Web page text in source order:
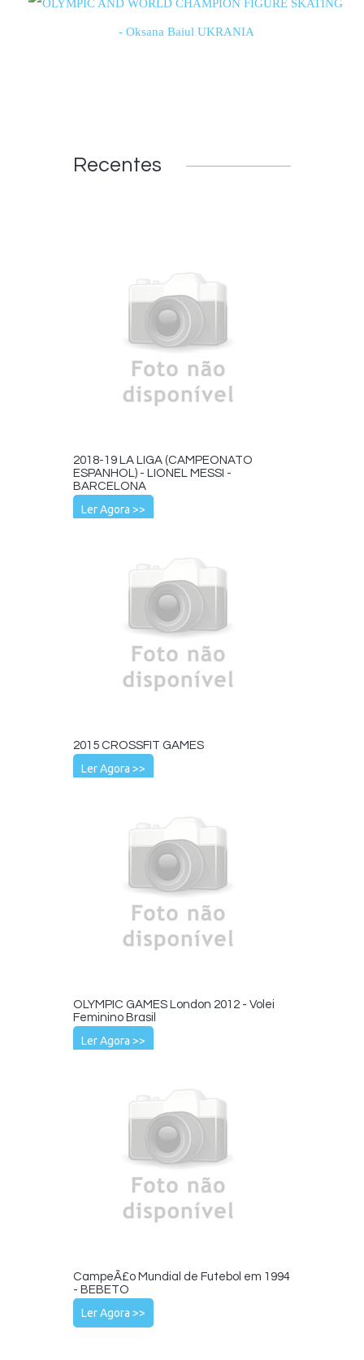
Recentes
2018-19 LA LIGA (CAMPEONATO
ESPANHOL) - LIONEL MESSI -
BARCELONA
Ler Agora >>
2015 CROSSFIT GAMES
Ler Agora >>
OLYMPIC GAMES London 2012 - Volei
Feminino Brasil
Ler Agora >>
CampeÃ£o Mundial de Futebol em 1994
- BEBETO
Ler Agora >>